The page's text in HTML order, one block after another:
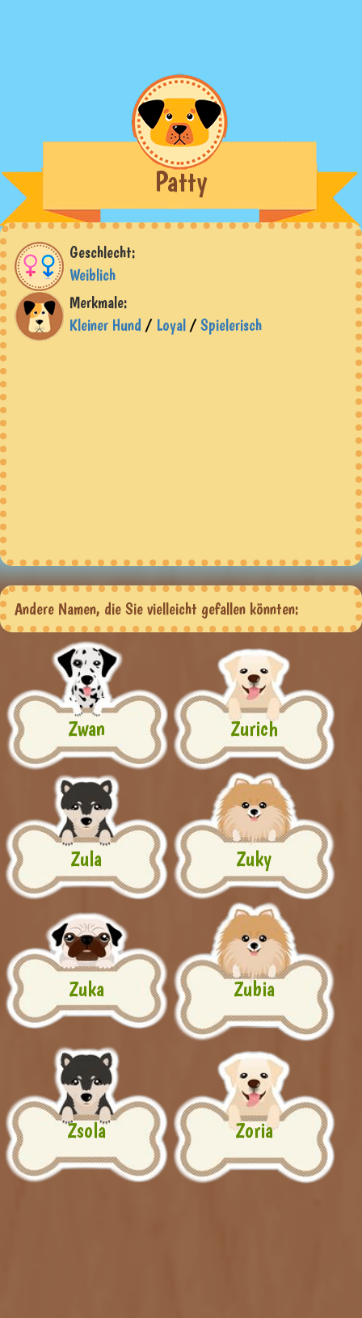
Patty
Geschlecht:
Weiblich
Merkmale:
Kleiner Hund / Loyal /Spielerisch
Andere Namen, die Sie vielleicht gefallen könnten:
Zwan Zurich
Zula Zuky
Zuka Zubia
Zsola Zoria